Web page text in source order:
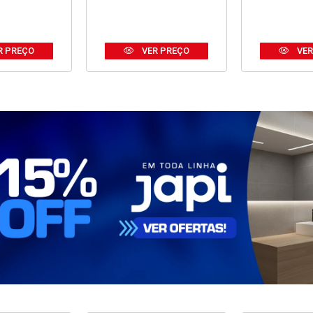
PREÇO VER PREÇO